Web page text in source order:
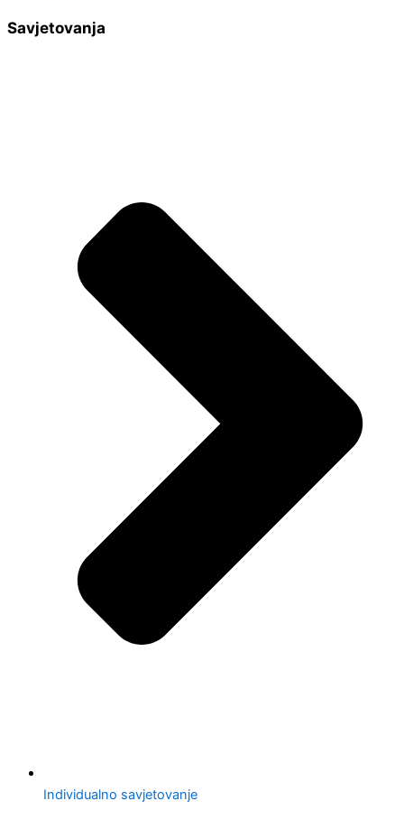
Savjetovanja
Individualno savjetovanje